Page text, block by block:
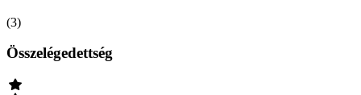
(3)
Összelégedettség